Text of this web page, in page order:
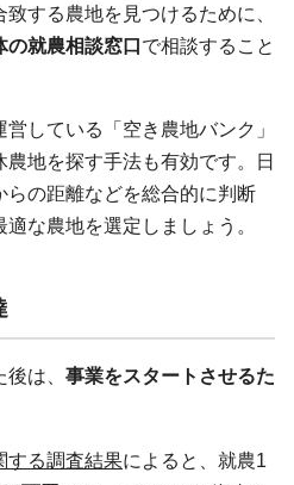
する農地を見つけるために、
の就農相談窓口で相談すること
している「空き農地バンク」
地を探す手法も有効です。日
らの距離などを総合的に判断
な農地を選定しましょう。
は、 事業をスタートさせるた
する調査結果によると、就農1